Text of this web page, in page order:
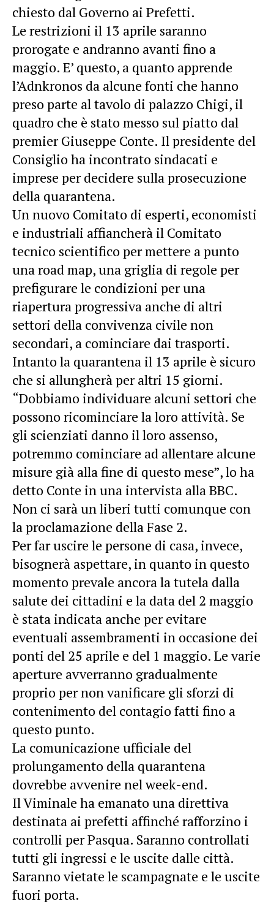
chiesto dal Governo ai Prefetti.
Le restrizioni il 13 aprile saranno
prorogate e andranno avanti fino a
maggio. E’ questo, a quanto apprende
l’Adnkronos da alcune fonti che hanno
preso parte al tavolo di palazzo Chigi, il
quadro che è stato messo sul piatto dal
premier Giuseppe Conte. Il presidente del
Consiglio ha incontrato sindacati e
imprese per decidere sulla prosecuzione
della quarantena.
Un nuovo Comitato di esperti, economisti
e industriali affiancherà il Comitato
tecnico scientifico per mettere a punto
una road map, una griglia di regole per
prefigurare le condizioni per una
riapertura progressiva anche di altri
settori della convivenza civile non
secondari, a cominciare dai trasporti.
Intanto la quarantena il 13 aprile è sicuro
che si allungherà per altri 15 giorni.
“Dobbiamo individuare alcuni settori che
possono ricominciare la loro attività. Se
gli scienziati danno il loro assenso,
potremmo cominciare ad allentare alcune
misure già alla fine di questo mese”, lo ha
detto Conte in una intervista alla BBC.
Non ci sarà un liberi tutti comunque con
la proclamazione della Fase 2.
Per far uscire le persone di casa, invece,
bisognerà aspettare, in quanto in questo
momento prevale ancora la tutela dalla
salute dei cittadini e la data del 2 maggio
è stata indicata anche per evitare
eventuali assembramenti in occasione dei
ponti del 25 aprile e del 1 maggio. Le varie
aperture avverranno gradualmente
proprio per non vanificare gli sforzi di
contenimento del contagio fatti fino a
questo punto.
La comunicazione ufficiale del
prolungamento della quarantena
dovrebbe avvenire nel week-end.
Il Viminale ha emanato una direttiva
destinata ai prefetti affinché rafforzino i
controlli per Pasqua. Saranno controllati
tutti gli ingressi e le uscite dalle città.
Saranno vietate le scampagnate e le uscite
fuori porta.